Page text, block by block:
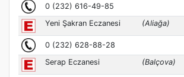
Türkiye’de insanlar dinle
koparıyor mu?